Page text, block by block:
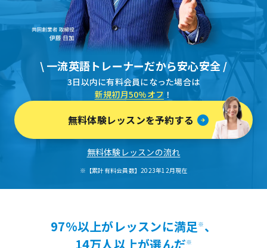
\ 一流英語トレーナーだから安心安全 /
3日以内に有料会員になった場合は
新規初月50%オフ ！
無料体験レッスンを予約する
無料体験レッスンの流れ
※【累計有料会員数】2023年12月現在
97%以上がレッスンに満足※ 、
14万人以上が選んだ※